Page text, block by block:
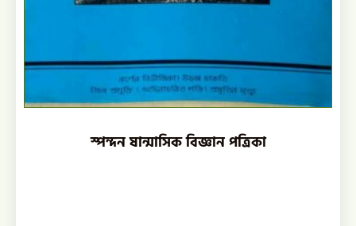
স্পন্দন ষান্মাসিক বিজ্ঞান পত্রিকা